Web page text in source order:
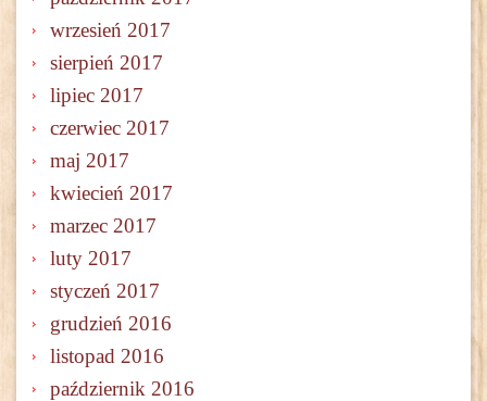
wrzesień 2017
sierpień 2017
lipiec 2017
czerwiec 2017
maj 2017
kwiecień 2017
marzec 2017
luty 2017
styczeń 2017
grudzień 2016
listopad 2016
październik 2016